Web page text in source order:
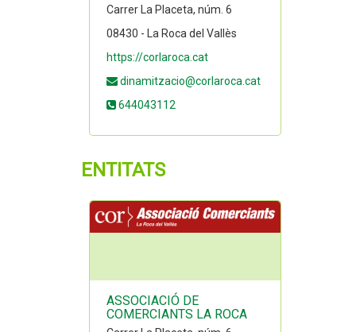
Carrer La Placeta, núm. 6
08430 - La Roca del Vallès
https://corlaroca.cat
dinamitzacio@corlaroca.cat
644043112
ENTITATS
ASSOCIACIÓ DE
COMERCIANTS LA ROCA